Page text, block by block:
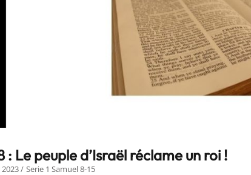
: Le peuple d’Israël réclame un roi !
2023 Serie 1 Samuel 8-15